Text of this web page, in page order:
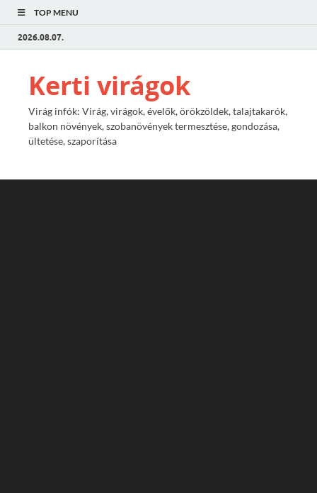
TOP MENU
2026.08.07.
Kerti virágok
Virág infók: Virág, virágok, évelők, örökzöldek, talajtakarók,
balkon növények, szobanövények termesztése, gondozása,
ültetése, szaporítása